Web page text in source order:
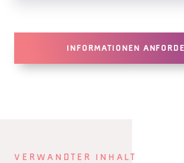
INFORMATIONEN
VERWANDTER INHALT